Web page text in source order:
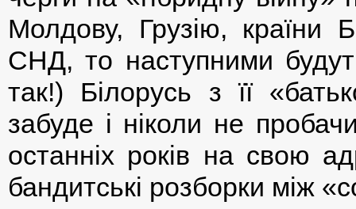
Молдову, Грузію, країни
СНД, то наступними
так!) Білорусь з її
забуде і ніколи не
останніх років на свою
бандитські розборки між